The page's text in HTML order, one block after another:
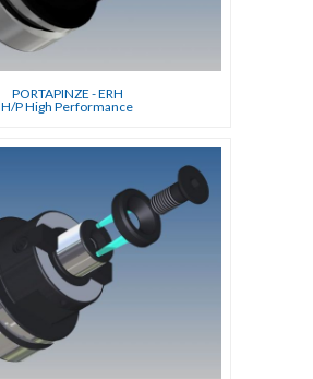
PORTAPINZE - ERH
H/P High Performance